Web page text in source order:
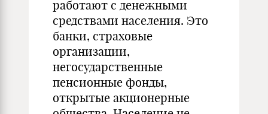
работают с денежными
средствами населения. Это
банки, страховые
организации,
негосударственные
пенсионные фонды,
открытые акционерные